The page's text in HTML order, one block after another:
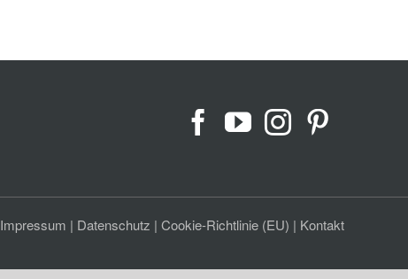
Impressum | Datenschutz | Cookie-Richtlinie (EU) | Kontakt